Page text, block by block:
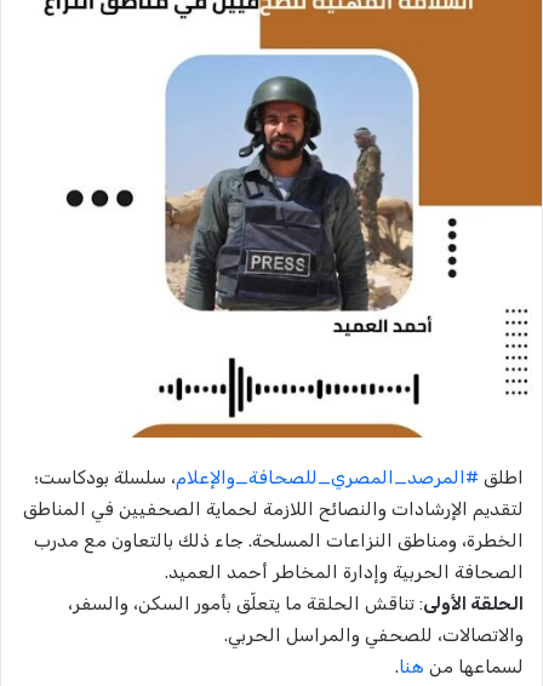
اطلق #المرصد_المصري_للصحافة_والإعلام، سلسلة بودكاست؛
لتقديم الإرشادات والنصائح اللازمة لحماية الصحفيين في المناطق
الخطرة، ومناطق النزاعات المسلحة. جاء ذلك بالتعاون مع مدرب
الصحافة الحربية وإدارة المخاطر أحمد العميد.
الحلقة الأولى: تناقش الحلقة ما يتعلّق بأمور السكن، والسفر،
والاتصالات، للصحفي والمراسل الحربي.
لسماعها من هنا.